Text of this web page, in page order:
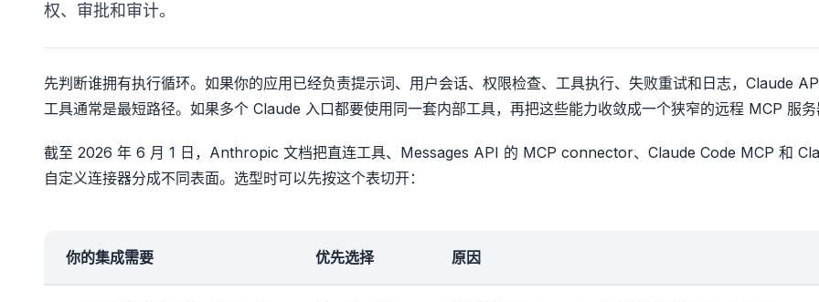
权、审批和审计。
先判断谁拥有执行循环。如果你的应用已经负责提示词、用户会话、权限检查、工具执行、失败重试和日志，Claude
工具通常是最短路径。如果多个 Claude 入口都要使用同一套内部工具，再把这些能力收敛成一个狭窄的远程 MCP 服
截至 2026 年 6 月 1 日，Anthropic 文档把直连工具、Messages API 的 MCP connector、Claude Code MCP 和
自定义连接器分成不同表面。选型时可以先按这个表切开：
你的集成需要 优先选择 原因